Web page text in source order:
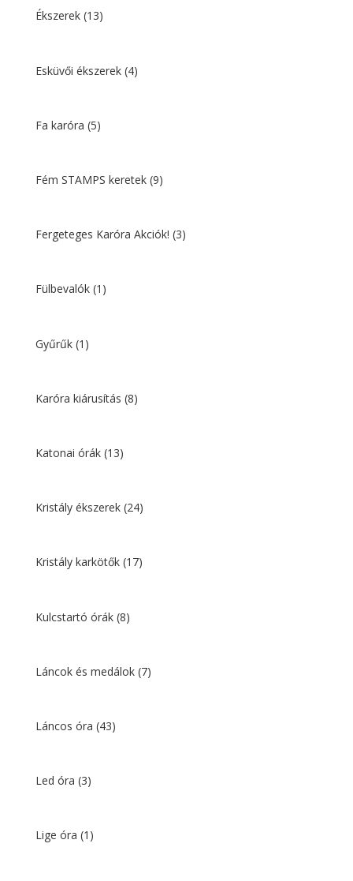
Ékszerek (13)
Esküvői ékszerek (4)
Fa karóra (5)
Fém STAMPS keretek (9)
Fergeteges Karóra Akciók! (3)
Fülbevalók (1)
Gyűrűk (1)
Karóra kiárusítás (8)
Katonai órák (13)
Kristály ékszerek (24)
Kristály karkötők (17)
Kulcstartó órák (8)
Láncok és medálok (7)
Láncos óra (43)
Led óra (3)
Lige óra (1)